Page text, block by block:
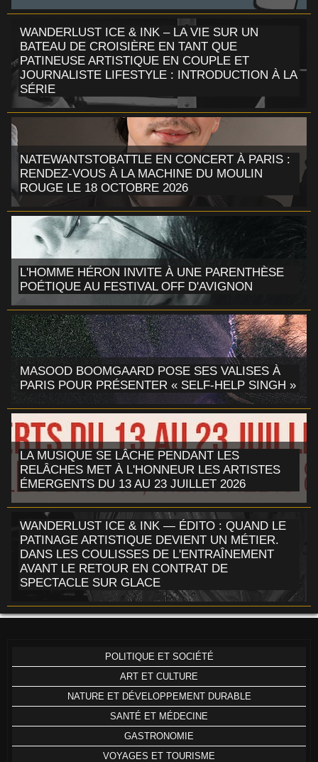
WANDERLUST ICE & INK – LA VIE SUR UN
BATEAU DE CROISIÈRE EN TANT QUE
PATINEUSE ARTISTIQUE EN COUPLE ET
JOURNALISTE LIFESTYLE : INTRODUCTION À LA
SÉRIE
NATEWANTSTOBATTLE EN CONCERT À PARIS :
RENDEZ-VOUS À LA MACHINE DU MOULIN
ROUGE LE 18 OCTOBRE 2026
L'HOMME HÉRON INVITE À UNE PARENTHÈSE
POÉTIQUE AU FESTIVAL OFF D'AVIGNON
MASOOD BOOMGAARD POSE SES VALISES À
PARIS POUR PRÉSENTER « SELF-HELP SINGH »
LA MUSIQUE SE LÂCHE PENDANT LES
RELÂCHES MET À L'HONNEUR LES ARTISTES
ÉMERGENTS DU 13 AU 23 JUILLET 2026
WANDERLUST ICE & INK — ÉDITO : QUAND LE
PATINAGE ARTISTIQUE DEVIENT UN MÉTIER.
DANS LES COULISSES DE L'ENTRAÎNEMENT
AVANT LE RETOUR EN CONTRAT DE
SPECTACLE SUR GLACE
POLITIQUE ET SOCIÉTÉ
ART ET CULTURE
NATURE ET DÉVELOPPEMENT DURABLE
SANTÉ ET MÉDECINE
GASTRONOMIE
VOYAGES ET TOURISME